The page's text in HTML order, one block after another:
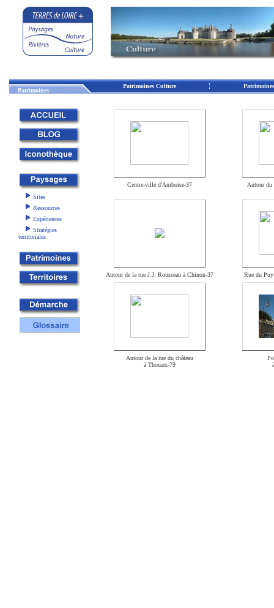
Patrimoines
Patrimoines Culture
Sites
Ressources
Expériences
Stratégies
territoriales
Centre-ville d'Amboise-37 Autour du
Autour de la rue J.J. Rousseau à Chinon-37 Rue du
Autour de la rue du château
à Thouars-79